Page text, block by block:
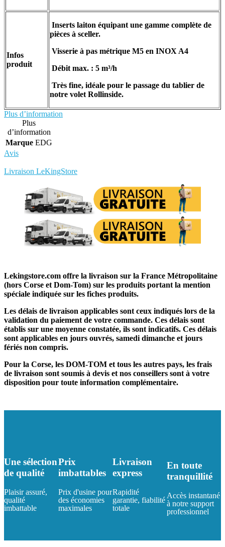
Infos
produit
Inserts laiton équipant une gamme complète de
pièces à sceller.
Visserie à pas métrique M5 en INOX A4
Débit max. : 5 m³/h
Très fine, idéale pour le passage du tablier de
notre volet Rollinside.
Plus d’information
Plus
d’information
Marque EDG
Avis
Livraison LeKingStore
Lekingstore.com offre la livraison sur la France Métropolitaine
(hors Corse et Dom-Tom) sur les produits portant la mention
spéciale indiquée sur les fiches produits.
Les délais de livraison applicables sont ceux indiqués lors de la
validation du paiement de votre commande. Ces délais sont
établis sur une moyenne constatée, ils sont indicatifs. Ces délais
sont applicables en jours ouvrés, samedi dimanche et jours
fériés non compris.
Pour la Corse, les DOM-TOM et tous les autres pays, les frais
de livraison sont soumis à devis et nos conseillers sont à votre
disposition pour toute information complémentaire.
Une sélection
de qualité
Plaisir assuré,
qualité
imbattable
Prix
imbattables
Prix d'usine pour
des économies
maximales
Livraison
express
Rapidité
garantie, fiabilité
totale
En toute
tranquillité
Accès instantané
à notre support
professionnel